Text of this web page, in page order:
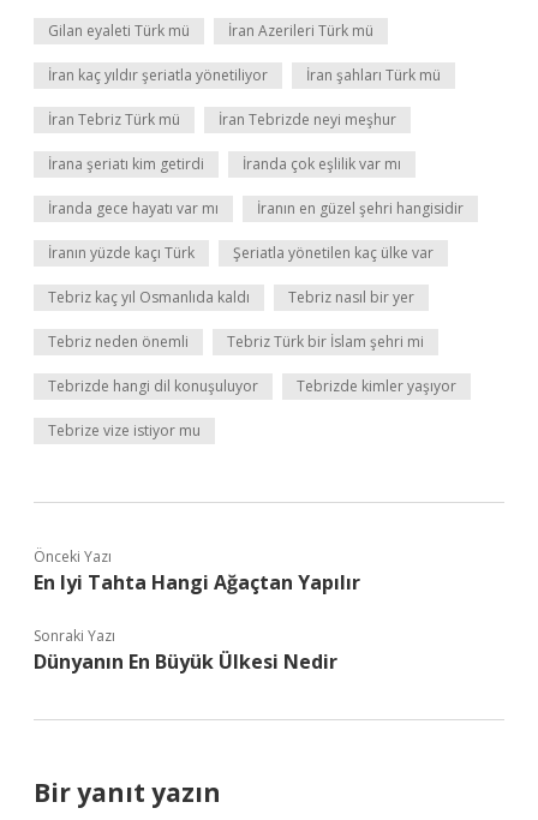
Gilan eyaleti Türk mü İran Azerileri Türk mü
İran kaç yıldır şeriatla yönetiliyor İran şahları Türk mü
İran Tebriz Türk mü İran Tebrizde neyi meşhur
İrana şeriatı kim getirdi İranda çok eşlilik var mı
İranda gece hayatı var mı İranın en güzel şehri hangisidir
İranın yüzde kaçı Türk Şeriatla yönetilen kaç ülke var
Tebriz kaç yıl Osmanlıda kaldı Tebriz nasıl bir yer
Tebriz neden önemli Tebriz Türk bir İslam şehri mi
Tebrizde hangi dil konuşuluyor Tebrizde kimler yaşıyor
Tebrize vize istiyor mu
Önceki Yazı
En Iyi Tahta Hangi Ağaçtan Yapılır
Sonraki Yazı
Dünyanın En Büyük Ülkesi Nedir
Bir yanıt yazın